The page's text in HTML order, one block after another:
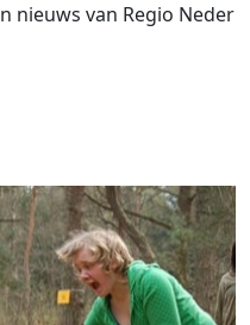
nieuws van Regio Neder